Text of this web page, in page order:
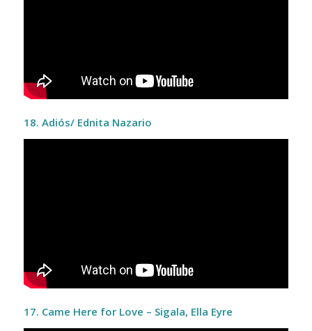
18. Adiós/ Ednita Nazario
17. Came Here for Love – Sigala, Ella Eyre